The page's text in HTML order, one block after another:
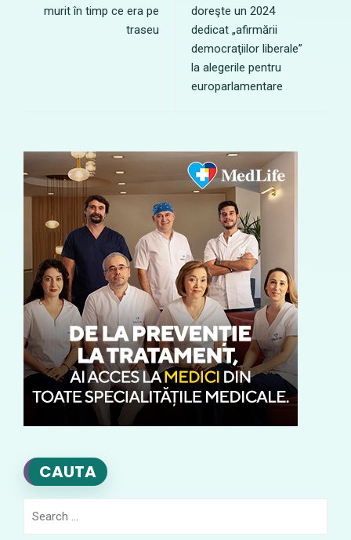
murit în timp ce era pe
traseu
doreşte un 2024
dedicat „afirmării
democraţiilor liberale”
la alegerile pentru
europarlamentare
CAUTA